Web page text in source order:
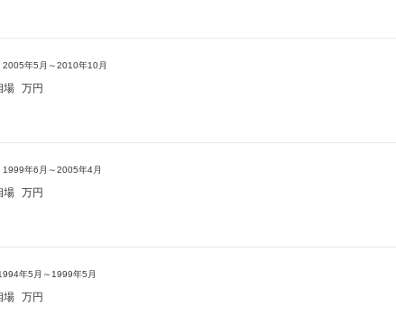
2005年5月～2010年10月
場 万円
1999年6月～2005年4月
場 万円
年5月～1999年5月
場 万円